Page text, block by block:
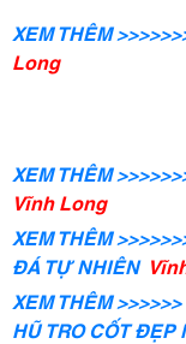
XEM THÊM
Long
XEM THÊM
Vĩnh Long
XEM THÊM
ĐÁ TỰ NHIÊN
XEM THÊM
HŨ TRO CỐT ĐẸP